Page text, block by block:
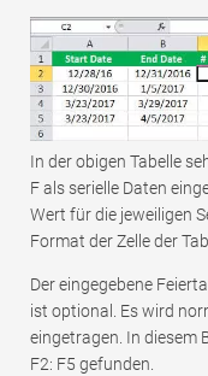
In der obigen Tabelle
F als serielle Daten
Wert für die jeweiligen
Format der Zelle der
Der eingegebene
ist optional. Es wird
eingetragen. In diesem
F2: F5 gefunden.